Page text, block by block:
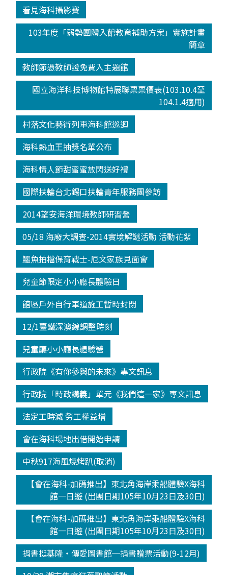
看見海科攝影賽
103年度「弱勢團體入館教育補助方案」實施計畫
簡章
教師節憑教師證免費入主題館
國立海洋科技博物館特展聯票票價表(103.10.4至
104.1.4適用)
村落文化藝術列車海科館巡迴
海科熱血王抽獎名單公布
海科情人節甜蜜蜜放閃送好禮
國際扶輪台北錫口扶輪青年服務團參訪
2014望安海洋環境教師研習營
05/18 海廢大調查-2014實境解謎活動 活動花絮
鱷魚拍檔保育戰士-厄文家族見面會
兒童節限定小小廳長體驗日
館區戶外自行車道施工暫時封閉
12/1臺鐵深澳線調整時刻
兒童廳小小廳長體驗營
行政院《有你參與的未來》專文訊息
行政院「時政講義」單元《我們這一家》專文訊息
法定工時減 勞工權益增
會在海科場地出借開始申請
中秋917海風燒烤趴(取消)
【會在海科-加碼推出】東北角海岸乘船體驗X海科
館一日遊 (出團日期105年10月23日及30日)
【會在海科-加碼推出】東北角海岸乘船體驗X海科
館一日遊 (出團日期105年10月23日及30日)
捐書挺基隆‧傳愛圖書館─捐書贈票活動(9-12月)